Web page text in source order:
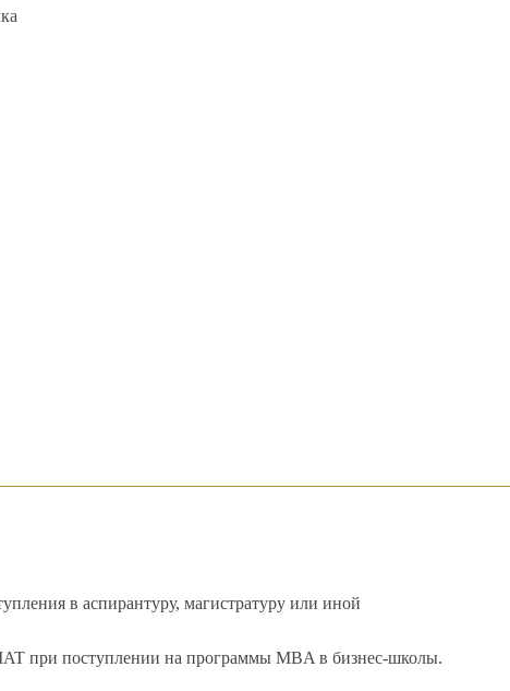
в аспирантуру, магистратуру или иной
при поступлении на программы MBA в бизнес-школы.